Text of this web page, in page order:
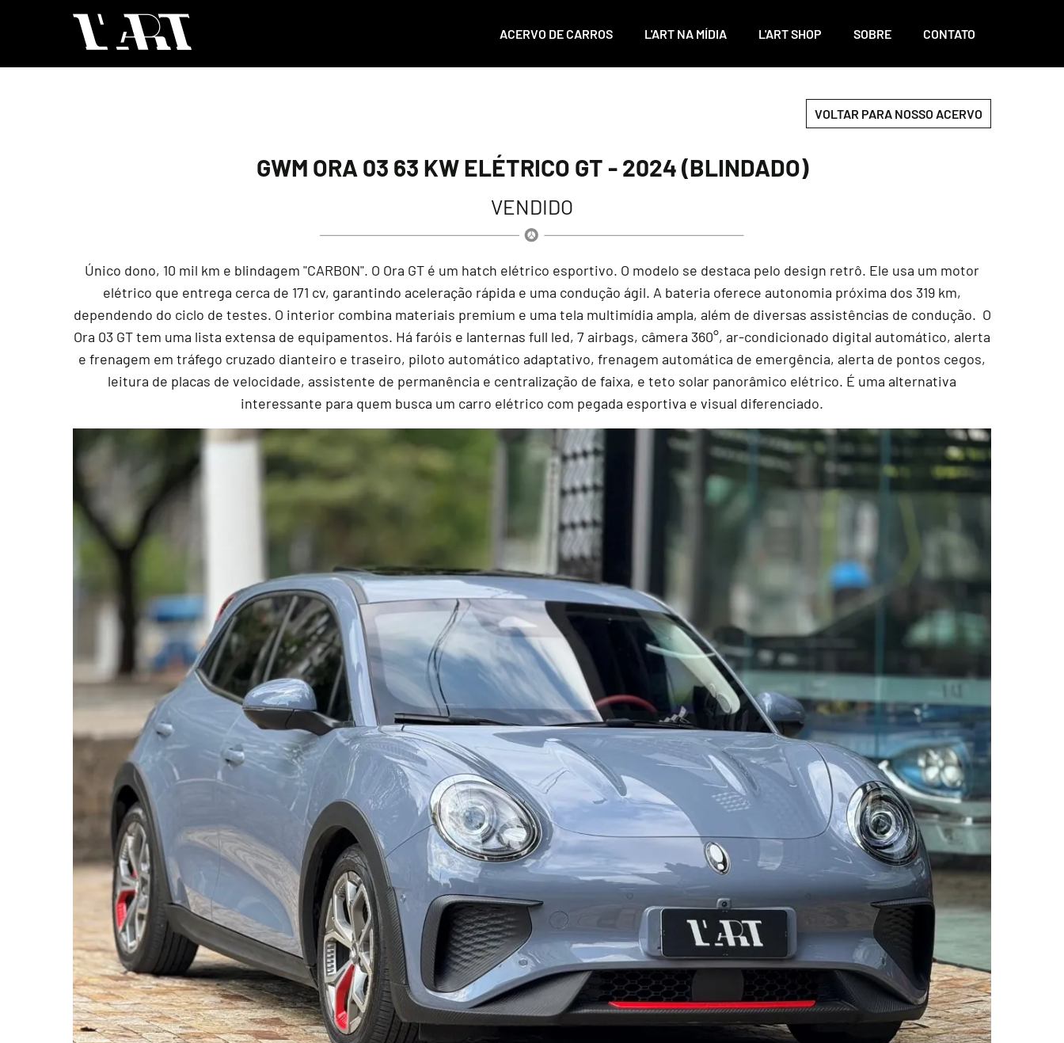
ACERVO DE CARROS L'ART NA MÍDIA L'ART SHOP SOBRE CONTATO
VOLTAR PARA NOSSO ACERVO
GWM ORA 03 63 KW ELÉTRICO GT - 2024 (BLINDADO)
VENDIDO
Único dono, 10 mil km e blindagem "CARBON". O Ora GT é um hatch elétrico esportivo. O modelo se destaca pelo design retrô. Ele usa um motor
elétrico que entrega cerca de 171 cv, garantindo aceleração rápida e uma condução ágil. A bateria oferece autonomia próxima dos 319 km,
dependendo do ciclo de testes. O interior combina materiais premium e uma tela multimídia ampla, além de diversas assistências de condução. O
Ora 03 GT tem uma lista extensa de equipamentos. Há faróis e lanternas full led, 7 airbags, câmera 360°, ar-condicionado digital automático, alerta
e frenagem em tráfego cruzado dianteiro e traseiro, piloto automático adaptativo, frenagem automática de emergência, alerta de pontos cegos,
leitura de placas de velocidade, assistente de permanência e centralização de faixa, e teto solar panorâmico elétrico. É uma alternativa
interessante para quem busca um carro elétrico com pegada esportiva e visual diferenciado.